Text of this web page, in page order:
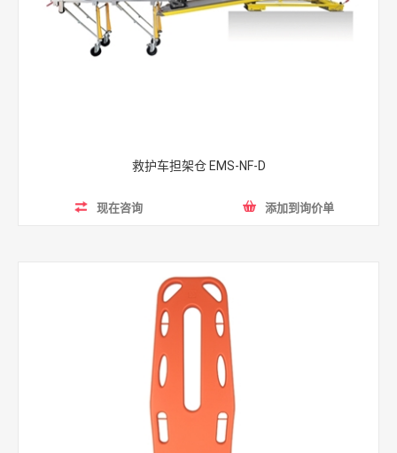
救护车担架仓 EMS-NF-D
现在咨询 添加到询价单